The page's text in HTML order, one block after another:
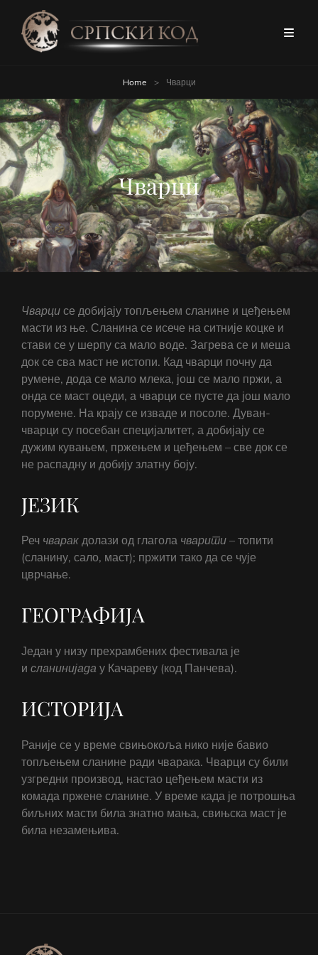
Home > Чварци
Чварци
Чварци се добијају топљењем сланине и цеђењем
масти из ње. Сланина се исече на ситније коцке и
стави се у шерпу са мало воде. Загрева се и меша
док се сва маст не истопи. Кад чварци почну да
румене, дода се мало млека, још се мало пржи, а
онда се маст оцеди, а чварци се пусте да још мало
порумене. На крају се изваде и посоле. Дуван-
чварци су посебан специјалитет, а добијају се
дужим кувањем, пржењем и цеђењем – све док се
не распадну и добију златну боју.
ЈЕЗИК
Реч чварак долази од глагола чварити – топити
(сланину, сало, маст); пржити тако да се чује
цврчање.
ГЕОГРАФИЈА
Један у низу прехрамбених фестивала је
и сланинијада у Качареву (код Панчева).
ИСТОРИЈА
Раније се у време свињокоља нико није бавио
топљењем сланине ради чварака. Чварци су били
узгредни производ, настао цеђењем масти из
комада пржене сланине. У време када је потрошња
биљних масти била знатно мања, свињска маст је
била незамењива.